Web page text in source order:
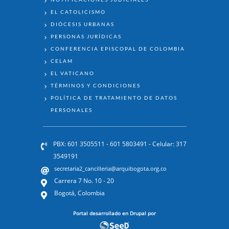
EL CATOLICISMO
DIÓCESIS URBANAS
PERSONAS JURÍDICAS
CONFERENCIA EPISCOPAL DE COLOMBIA
CELAM
EL VATICANO
TÉRMINOS Y CONDICIONES
POLÍTICA DE TRATAMIENTO DE DATOS
PERSONALES
PBX: 601 3505511 - 601 5803491 - Celular: 317
3549191
secretaria2_cancilleria@arquibogota.org.co
Carrera 7 No. 10 - 20
Bogotá, Colombia
Portal desarrollado en Drupal por